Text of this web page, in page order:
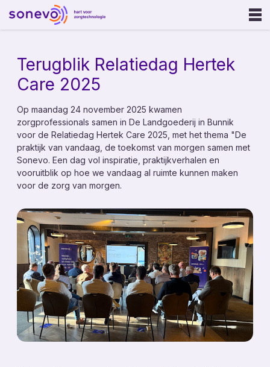
Gehandicaptenzorg
Onze oplossing
Sonevo Touchpoints
Sonevo App
Sonevo Zorgcentrale
Sonevo Portal
Zorgalarmering
Toezichthoudende domotica
Leefcirkels
Persoonsbeveiliging
Leefstijlmonitoring
Terugblik Relatiedag Hertek
Care 2025
Op maandag 24 november 2025 kwamen
zorgprofessionals samen in De Landgoederij in Bunnik
voor de Relatiedag Hertek Care 2025, met het thema "De
praktijk van vandaag, de toekomst van morgen samen met
Sonevo. Een dag vol inspiratie, praktijkverhalen en
vooruitblik op hoe we vandaag al ruimte kunnen maken
voor de zorg van morgen.